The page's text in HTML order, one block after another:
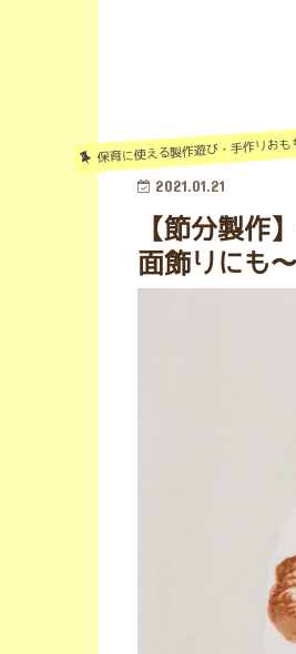
保育に使える製作遊び・手作りお
2021.01.21
【節分製作
面飾りにも〜